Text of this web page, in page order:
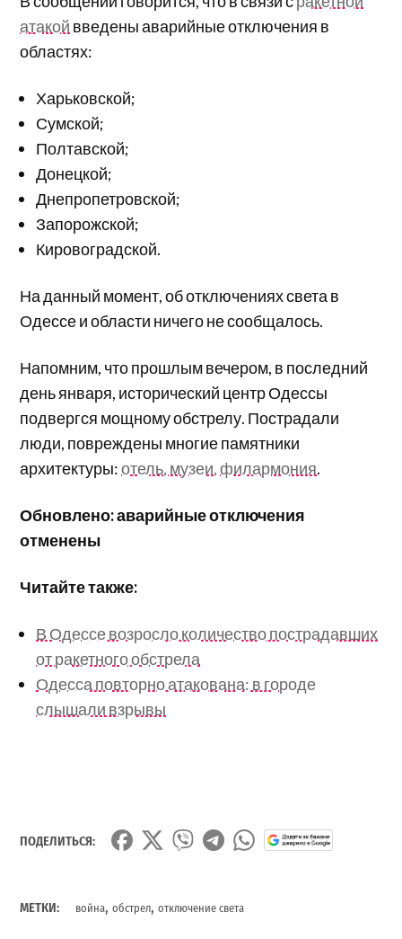
атакой введены аварийные отключения в
областях:
Харьковской;
Сумской;
Полтавской;
Донецкой;
Днепропетровской;
Запорожской;
Кировоградской.
На данный момент, об отключениях света в
Одессе и области ничего не сообщалось.
Напомним, что прошлым вечером, в последний
день января, исторический центр Одессы
подвергся мощному обстрелу. Пострадали
люди, повреждены многие памятники
архитектуры:отель, музеи, филармония.
Обновлено: аварийные отключения
отменены
Читайте также:
В Одессе возросло количество пострадавших
от ракетного обстрела
Одесса повторно атакована: в городе
слышали взрывы
ПОДЕЛИТЬСЯ:
МЕТКИ: война,обстрел,отключение света